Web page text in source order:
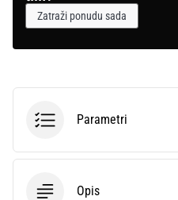
Zatraži ponudu sada
Parametri
Opis